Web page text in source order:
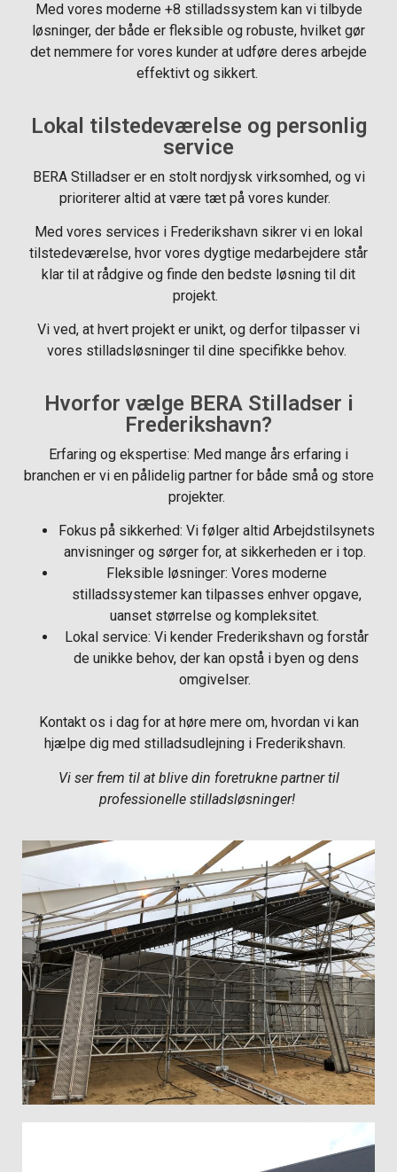
Med vores moderne +8 stilladssystem kan vi tilbyde
løsninger, der både er fleksible og robuste, hvilket gør
det nemmere for vores kunder at udføre deres arbejde
effektivt og sikkert.
Lokal tilstedeværelse og personlig
service
BERA Stilladser er en stolt nordjysk virksomhed, og vi
prioriterer altid at være tæt på vores kunder.
Med vores services i Frederikshavn sikrer vi en lokal
tilstedeværelse, hvor vores dygtige medarbejdere står
klar til at rådgive og finde den bedste løsning til dit
projekt.
Vi ved, at hvert projekt er unikt, og derfor tilpasser vi
vores stilladsløsninger til dine specifikke behov.
Hvorfor vælge BERA Stilladser i
Frederikshavn?
Erfaring og ekspertise: Med mange års erfaring i
branchen er vi en pålidelig partner for både små og store
projekter.
Fokus på sikkerhed: Vi følger altid Arbejdstilsynets
anvisninger og sørger for, at sikkerheden er i top.
Fleksible løsninger: Vores moderne
stilladssystemer kan tilpasses enhver opgave,
uanset størrelse og kompleksitet.
Lokal service: Vi kender Frederikshavn og forstår
de unikke behov, der kan opstå i byen og dens
omgivelser.
Kontakt os i dag for at høre mere om, hvordan vi kan
hjælpe dig med stilladsudlejning i Frederikshavn.
Vi ser frem til at blive din foretrukne partner til
professionelle stilladsløsninger!